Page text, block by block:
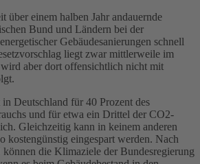
über einem halben Jahr andauernde
Bund und Ländern bei der
Gebäudesanierungen schnell
liegt zwar mittlerweile im
aber dort offensichtlich nicht mit
Deutschland für 40 Prozent des
und für etwa ein Drittel der CO2-
Gleichzeitig kann in keinem anderen
kostengünstig eingespart werden. Nach
die Klimaziele der Bundesregierung